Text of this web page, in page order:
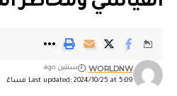
Last updated: 2024/10/25 at 5:09 مساءً
WORLDNW سنتين ago